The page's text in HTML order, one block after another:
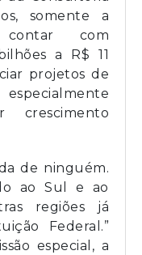
somente a
com
a R$ 11
projetos de
de ninguém.
ao Sul e ao
regiões já
Federal.”
especial, a